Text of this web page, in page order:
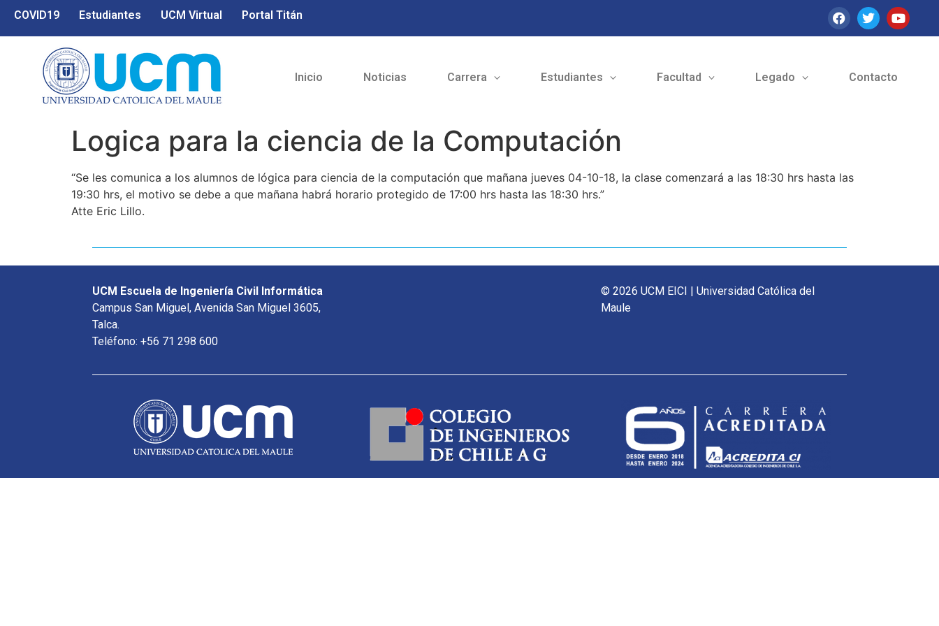
COVID19 Estudiantes UCM Virtual Portal Titán
Inicio Noticias Carrera Estudiantes Facultad Legado Contacto
Logica para la ciencia de la Computación
“Se les comunica a los alumnos de lógica para ciencia de la computación que mañana jueves 04-10-18, la clase comenzará a las 18:30 hrs hasta las
19:30 hrs, el motivo se debe a que mañana habrá horario protegido de 17:00 hrs hasta las 18:30 hrs.”
Atte Eric Lillo.
UCM Escuela de Ingeniería Civil Informática
Campus San Miguel, Avenida San Miguel 3605,
Talca.
Teléfono: +56 71 298 600
© 2026 UCM EICI | Universidad Católica del
Maule